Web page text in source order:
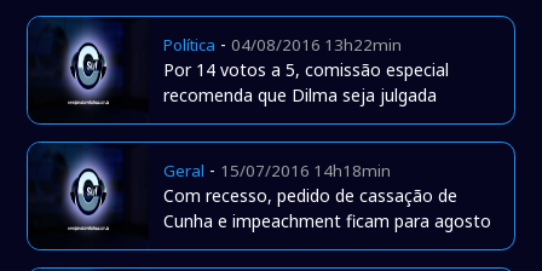
Política -04/08/2016 13h22min
Por 14 votos a 5, comissão especial
recomenda que Dilma seja julgada
Geral - 15/07/2016 14h18min
Com recesso, pedido de cassação de
Cunha e impeachment ficam para agosto